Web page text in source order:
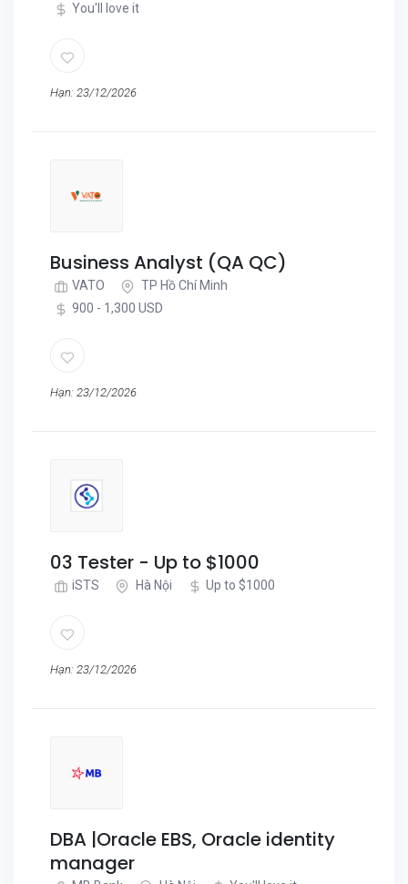
You'll love it
Hạn: 23/12/2026
Business Analyst (QA QC)
VATO
TP Hồ Chí Minh
900 - 1,300 USD
Hạn: 23/12/2026
03 Tester - Up to $1000
iSTS Hà Nội Up to $1000
Hạn: 23/12/2026
DBA |Oracle EBS, Oracle identity
manager